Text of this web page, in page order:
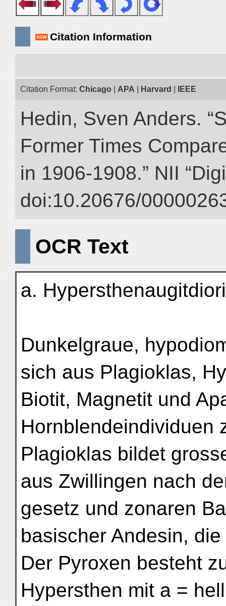
Citation Information
Citation Format: Chicago APA Harvard IEEE
Hedin, Sven Anders.
Former Times
in 1906-1908.” NII
doi:10.20676/
OCR Text
a.
Dunkelgraue,
sich aus Plagioklas,
Biotit, Magnetit und
Hornblendeindividuen
Plagioklas bildet
aus Zwillingen nach
gesetz und zonaren
basischer Andesin,
Der Pyroxen besteht
Hypersthen mit a =